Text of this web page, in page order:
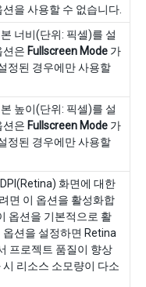
을 사용할 수 없습니다.
너비(단위: 픽셀)를 설
션은 Fullscreen Mode 가
정된 경우에만 사용할
높이(단위: 픽셀)를 설
션은 Fullscreen Mode 가
정된 경우에만 사용할
화면에 대한
면 이 옵션을 활성화합
옵션을 기본적으로 활
옵션을 설정하면 Retina
프로젝트 품질이 향상
시 리소스 소모량이 다소